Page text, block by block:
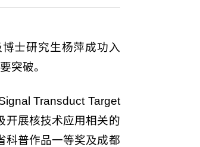
士研究生杨萍成功入
突破。
Transduct Target
开展核技术应用相关的
科普作品一等奖及成都